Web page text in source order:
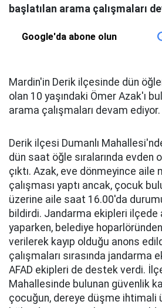
başlatılan arama çalışmaları
Google'da abone olun
Mardin'in Derik ilçesinde dün
olan 10 yaşındaki Ömer Azak'ı
arama çalışmaları devam ediyor.
Derik ilçesi Dumanlı
dün saat öğle sıralarında evden
çıktı. Azak, eve dönmeyince aile
çalışması yaptı ancak, çocuk
üzerine aile saat 16.00'da
bildirdi. Jandarma ekipleri ilçede
yaparken, belediye
verilerek kayıp olduğu anons
çalışmaları sırasında jandarma
AFAD ekipleri de destek verdi.
Mahallesinde bulunan güvenlik
çocuğun, dereye düşme ihtimali